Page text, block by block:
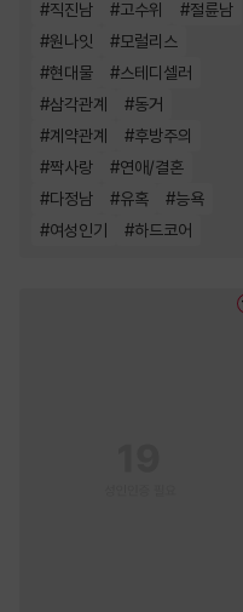
#직진남 #고수위 #절륜남
#원나잇 #모럴리스
#현대물 #스테디셀러
#삼각관계 #동거
#계약관계 #후방주의
#짝사랑 #연애/결혼
#다정남 #유혹 #능욕
#여성인기 #하드코어